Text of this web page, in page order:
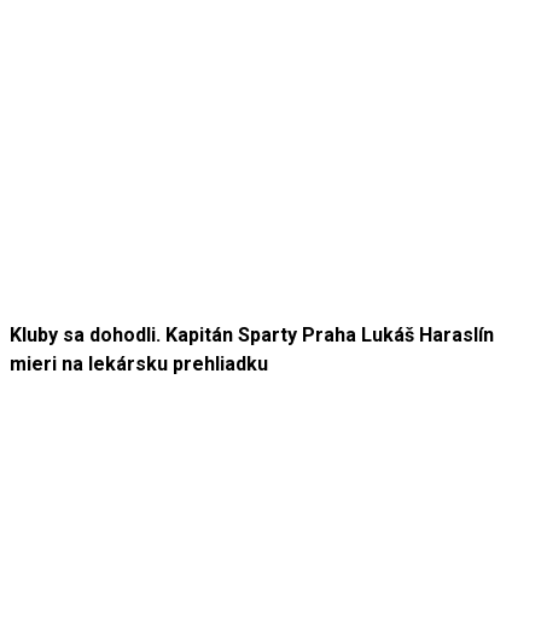
Kluby sa dohodli. Kapitán Sparty Praha Lukáš Haraslín
mieri na lekársku prehliadku